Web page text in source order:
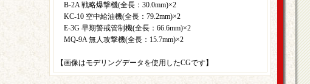
B-2A 戦略爆撃機(全長：30.0mm)×2
KC-10 空中給油機(全長：79.2mm)×2
E-3G 早期警戒管制機(全長：66.6mm)×2
MQ-9A 無人攻撃機(全長：15.7mm)×2
【画像はモデリングデータを使用したCGです】